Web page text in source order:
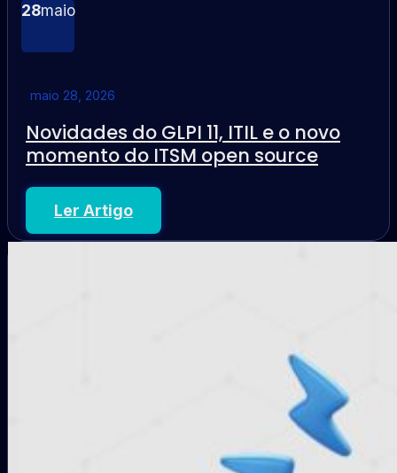
28maio
maio 28, 2026
Novidades do GLPI 11, ITIL e o novo
momento do ITSM open source
Ler Artigo